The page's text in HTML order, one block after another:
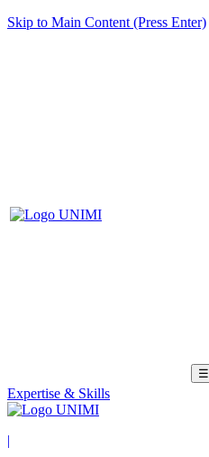
Skip to Main Content (Press Enter)
☰
Expertise & Skills
|